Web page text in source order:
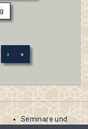
› »
Seminare und